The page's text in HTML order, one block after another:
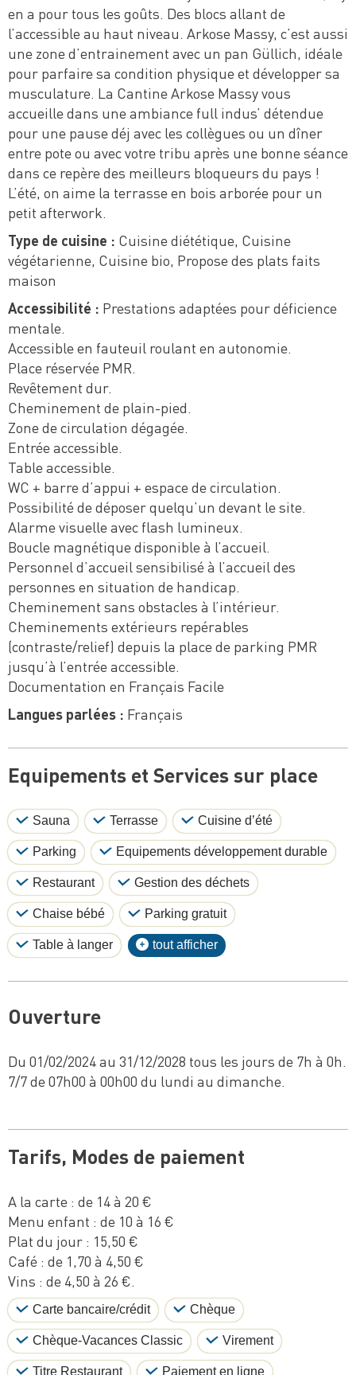
en a pour tous les goûts. Des blocs allant de
l’accessible au haut niveau. Arkose Massy, c’est aussi
une zone d’entrainement avec un pan Güllich, idéale
pour parfaire sa condition physique et développer sa
musculature. La Cantine Arkose Massy vous
accueille dans une ambiance full indus’ détendue
pour une pause déj avec les collègues ou un dîner
entre pote ou avec votre tribu après une bonne séance
dans ce repère des meilleurs bloqueurs du pays !
L’été, on aime la terrasse en bois arborée pour un
petit afterwork.
Type de cuisine : Cuisine diététique, Cuisine
végétarienne, Cuisine bio, Propose des plats faits
maison
Accessibilité : Prestations adaptées pour déficience
mentale.
Accessible en fauteuil roulant en autonomie.
Place réservée PMR.
Revêtement dur.
Cheminement de plain-pied.
Zone de circulation dégagée.
Entrée accessible.
Table accessible.
WC + barre d’appui + espace de circulation.
Possibilité de déposer quelqu’un devant le site.
Alarme visuelle avec flash lumineux.
Boucle magnétique disponible à l’accueil.
Personnel d’accueil sensibilisé à l’accueil des
personnes en situation de handicap.
Cheminement sans obstacles à l’intérieur.
Cheminements extérieurs repérables
(contraste/relief) depuis la place de parking PMR
jusqu’à l’entrée accessible.
Documentation en Français Facile
Langues parlées : Français
Equipements et Services sur place
Sauna Terrasse Cuisine d’été
Parking Equipements développement durable
Restaurant Gestion des déchets
Chaise bébé Parking gratuit
Table à langer tout afficher
Ouverture
Du 01/02/2024 au 31/12/2028 tous les jours de 7h à 0h.
7/7 de 07h00 à 00h00 du lundi au dimanche.
Tarifs, Modes de paiement
A la carte : de 14 à 20 €
Menu enfant : de 10 à 16 €
Plat du jour : 15,50 €
Café : de 1,70 à 4,50 €
Vins : de 4,50 à 26 €.
Carte bancaire/crédit Chèque
Chèque-Vacances Classic Virement
Titre Restaurant Paiement en ligne